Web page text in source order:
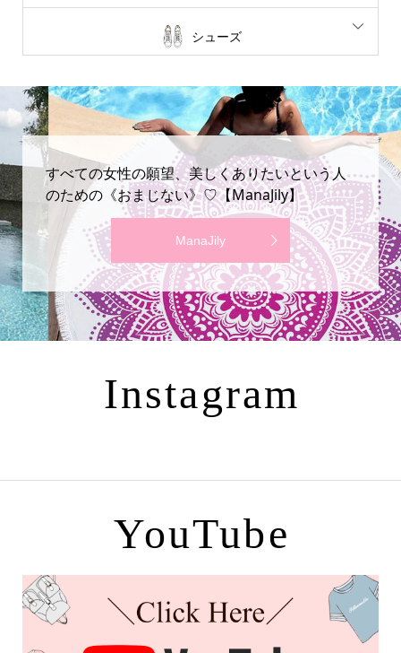
シューズ
すべての女性の願望、美しくありたいという人
のための《おまじない》♡【ManaJily】
ManaJily
Instagram
YouTube